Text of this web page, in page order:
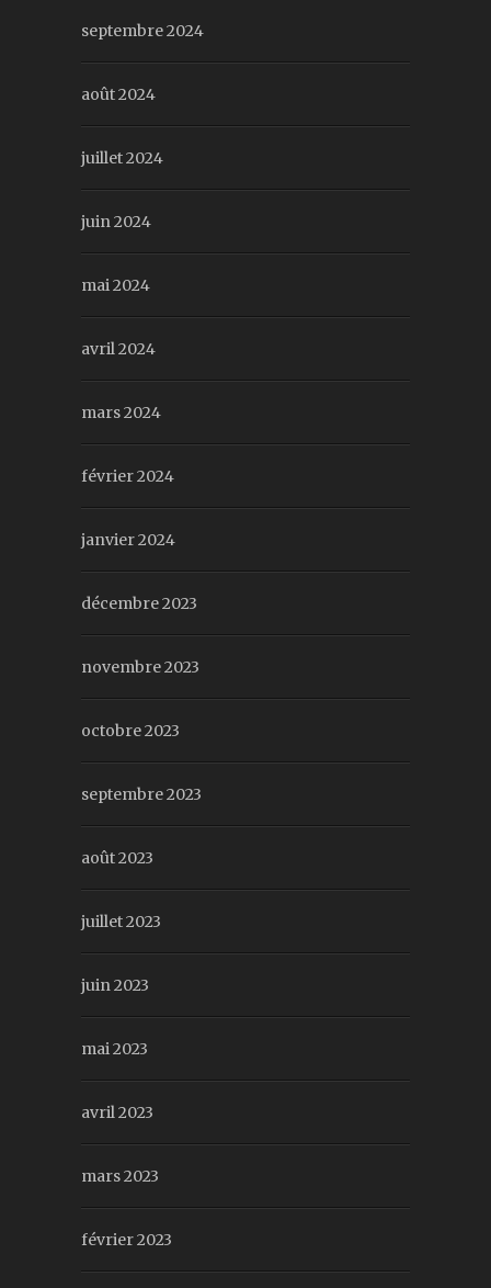
septembre 2024
août 2024
juillet 2024
juin 2024
mai 2024
avril 2024
mars 2024
février 2024
janvier 2024
décembre 2023
novembre 2023
octobre 2023
septembre 2023
août 2023
juillet 2023
juin 2023
mai 2023
avril 2023
mars 2023
février 2023